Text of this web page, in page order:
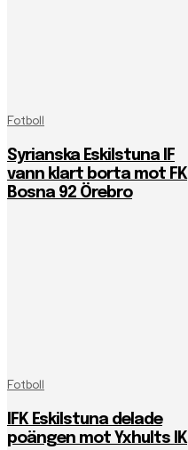
Fotboll
Syrianska Eskilstuna IF
vann klart borta mot FK
Bosna 92 Örebro
Fotboll
IFK Eskilstuna delade
poängen mot Yxhults IK